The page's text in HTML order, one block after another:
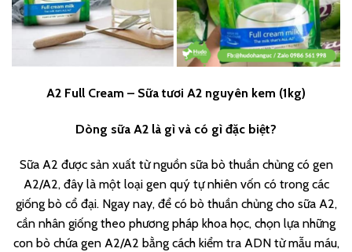
A2 Full Cream – Sữa tươi A2 nguyên kem (1kg)
Dòng sữa A2 là gì và có gì đặc biệt?
Sữa A2 được sản xuất từ nguồn sữa bò thuần chủng có gen
A2/A2, đây là một loại gen quý tự nhiên vốn có trong các
giống bò cổ đại. Ngay nay, để có bò thuần chủng cho sữa A2,
cần nhân giống theo phương pháp khoa học, chọn lựa những
con bò chứa gen A2/A2 bằng cách kiểm tra ADN từ mẫu máu,